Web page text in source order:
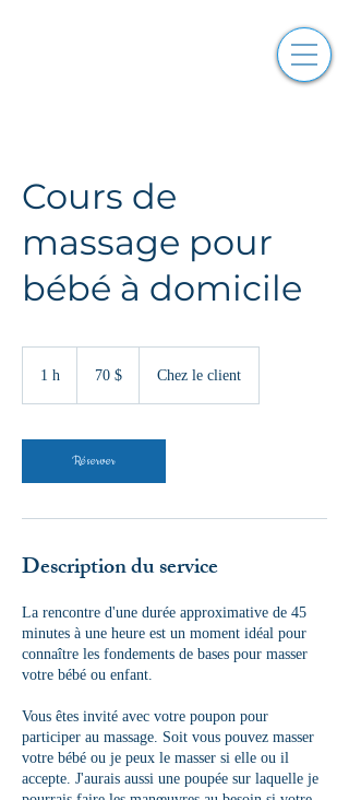
Cours de
massage pour
bébé à domicile
1 h 70 $ Chez le client
Réserver
Description du service
La rencontre d'une durée approximative de 45
minutes à une heure est un moment idéal pour
connaître les fondements de bases pour masser
votre bébé ou enfant.
Vous êtes invité avec votre poupon pour
participer au massage. Soit vous pouvez masser
votre bébé ou je peux le masser si elle ou il
accepte. J'aurais aussi une poupée sur laquelle je